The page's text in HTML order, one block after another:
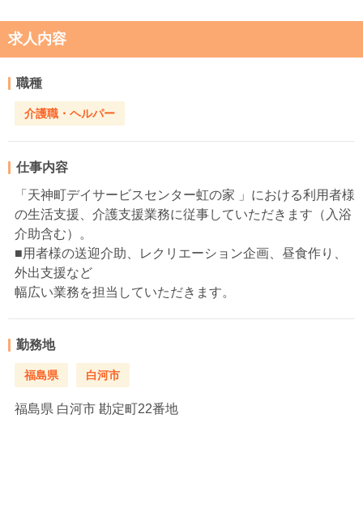
求人内容
職種
介護職・ヘルパー
仕事内容
「天神町デイサービスセンター虹の家 」における利用者様
の生活支援、介護支援業務に従事していただきます（入浴
介助含む）。
■用者様の送迎介助、レクリエーション企画、昼食作り、
外出支援など
幅広い業務を担当していただきます。
勤務地
福島県 白河市
福島県 白河市 勘定町22番地